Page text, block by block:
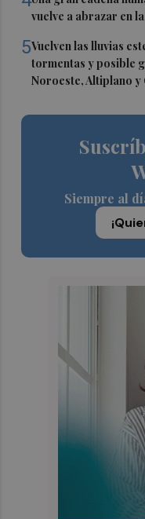
vuelve a abrazar en
5Vuelven las lluvias
tormentas y posible
Noroeste, Altiplano y
Siempre al